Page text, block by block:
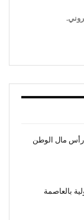
مال الوطن
بالعاصمة